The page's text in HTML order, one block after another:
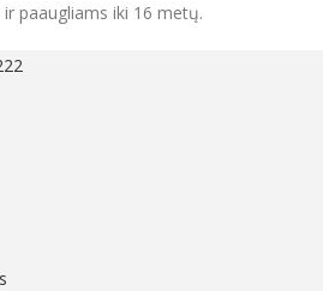
paaugliams iki 16 metų.